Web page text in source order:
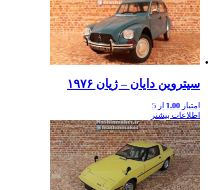
سیتروین دایان – ژیان ۱۹۷۶
امتیاز 1.00 از 5
اطلاعات بیشتر